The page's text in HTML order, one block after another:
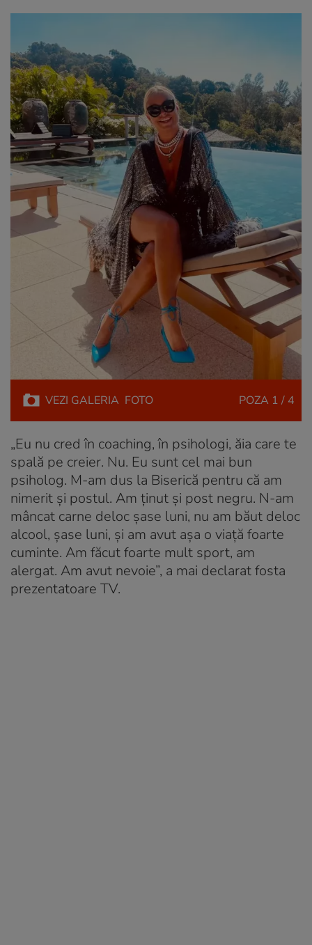
VEZI GALERIA FOTO POZA 1 / 4
„Eu nu cred în coaching, în psihologi, ăia care te
spală pe creier. Nu. Eu sunt cel mai bun
psiholog. M-am dus la Biserică pentru că am
nimerit și postul. Am ținut și post negru. N-am
mâncat carne deloc șase luni, nu am băut deloc
alcool, șase luni, și am avut așa o viață foarte
cuminte. Am făcut foarte mult sport, am
alergat. Am avut nevoie”, a mai declarat fosta
prezentatoare TV.